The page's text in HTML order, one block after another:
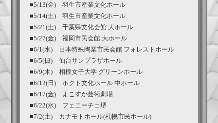
■5/13(金) 羽生市産業文化ホール
■5/14(土) 羽生市産業文化ホール
■5/21(土) 千葉県文化会館 大ホール
■5/27(金) 福岡市民会館 大ホール
■6/1(水) 日本特殊陶業市民会館 フォレストホール
■6/5(日) 仙台サンプラザホール
■6/9(木) 相模女子大学 グリーンホール
■6/12(日) ホクト文化ホール 中ホール
■6/17(金) よこすか芸術劇場
■6/22(水) フェニーチェ堺
■7/2(土) カナモトホール(札幌市民ホール)